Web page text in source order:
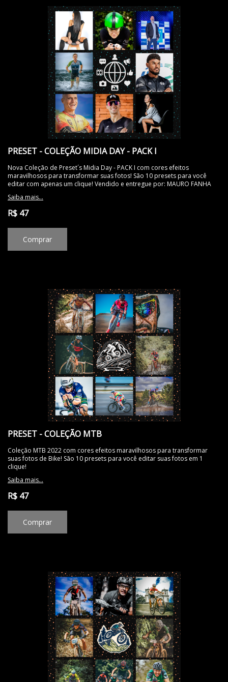
PRESET - COLEÇÃO MIDIA DAY - PACK I
Nova Coleção de Preset´s Midia Day - PACK I com cores efeitos
maravilhosos para transformar suas fotos! São 10 presets para você
editar com apenas um clique! Vendido e entregue por: MAURO FANHA
Saiba mais...
R$ 47
Comprar
PRESET - COLEÇÃO MTB
Coleção MTB 2022 com cores efeitos maravilhosos para transformar
suas fotos de Bike! São 10 presets para você editar suas fotos em 1
clique!
Saiba mais...
R$ 47
Comprar